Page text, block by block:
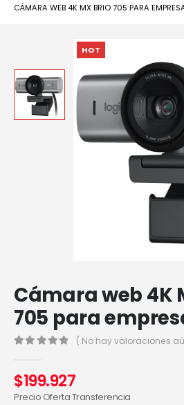
CÁMARA WEB 4K MX BRIO 705 PARA
HOT
Cámara web 4K
705 para
( No hay valoraciones
$199.927
Precio Oferta Transferencia